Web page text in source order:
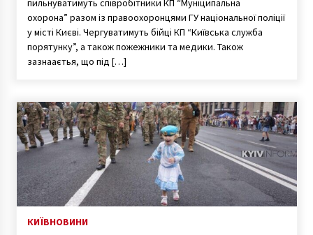
пильнуватимуть співробітники КП “Муніципальна
охорона” разом із правоохоронцями ГУ національної поліції
у місті Києві. Чергуватимуть бійці КП “Київська служба
порятунку”, а також пожежники та медики. Також
зазнааєтья, що під […]
КИЇВНОВИНИ